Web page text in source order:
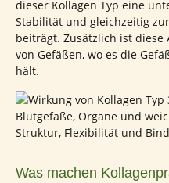
dieser Kollagen Typ eine
Stabilität und gleichzeitig
beiträgt. Zusätzlich ist
von Gefäßen, wo es die
hält.
Was machen